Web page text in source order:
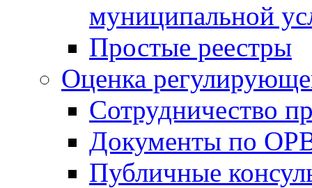
муниципальной
Простые реестры
Оценка
Сотрудничество
Документы по
Публичные